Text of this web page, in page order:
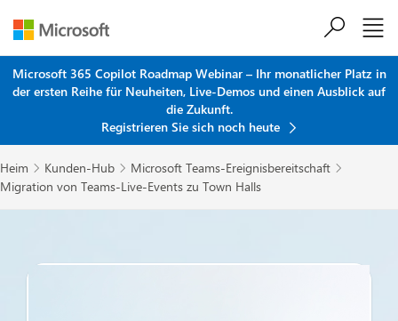
Microsoft 365 Copilot Roadmap Webinar – Ihr monatlicher Platz in
der ersten Reihe für Neuheiten, Live-Demos und einen Ausblick auf
die Zukunft.
Registrieren Sie sich noch heute
Heim  Kunden-Hub  Microsoft Teams-Ereignisbereitschaft 
Migration von Teams-Live-Events zu Town Halls